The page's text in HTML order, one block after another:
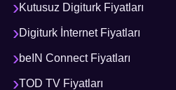
Kutusuz Digiturk Fiyatları
Digiturk İnternet Fiyatları
beIN Connect Fiyatları
TOD TV Fiyatları